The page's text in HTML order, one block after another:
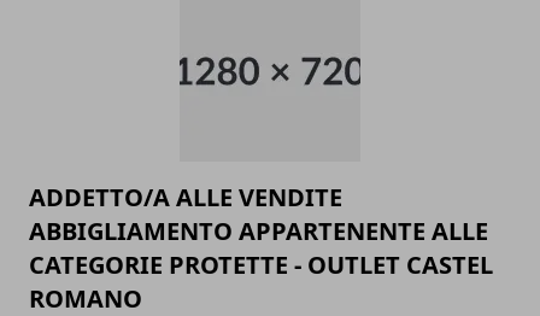
ADDETTO/A ALLE VENDITE
ABBIGLIAMENTO APPARTENENTE ALLE
CATEGORIE PROTETTE - OUTLET CASTEL
ROMANO